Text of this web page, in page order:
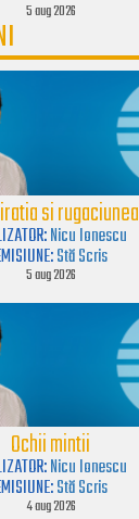
5 aug 2026
si rugaciunea
Nicu Ionescu
Stă Scris
5 aug 2026
Ochii mintii
Nicu Ionescu
Stă Scris
4 aug 2026